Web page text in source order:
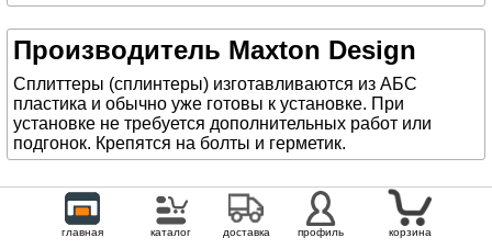
Производитель Maxton Design
Сплиттеры (сплинтеры) изготавливаются из АБС
пластика и обычно уже готовы к установке. При
установке не требуется дополнительных работ или
подгонок. Крепятся на болты и герметик.
главная каталог доставка профиль корзина